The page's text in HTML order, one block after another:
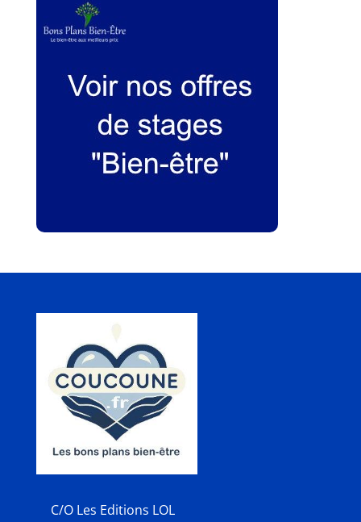
C/O Les Editions LOL